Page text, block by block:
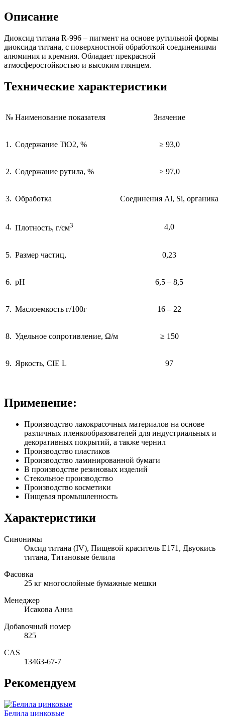
Описание
Диоксид титана R-996 – пигмент на основе рутильной формы
диоксида титана, с поверхностной обработкой соединениями
алюминия и кремния. Обладает прекрасной
атмосферостойкостью и высоким глянцем.
Технические характеристики
№ Наименование показателя Значение
1. Содержание TiO2, % ≥ 93,0
2. Содержание рутила, % ≥ 97,0
3. Обработка Соединения Al, Si, органика
4. Плотность, г/см3 4,0
5. Размер частиц, 0,23
6. pH 6,5 – 8,5
7. Маслоемкость г/100г 16 – 22
8. Удельное сопротивление, Ω/м ≥ 150
9. Яркость, CIE L 97
Применение:
Производство лакокрасочных материалов на основе
различных пленкообразователей для индустриальных и
декоративных покрытий, а также чернил
Производство пластиков
Производство ламинированной бумаги
В производстве резиновых изделий
Стекольное производство
Производство косметики
Пищевая промышленность
Характеристики
Синонимы
Оксид титана (IV), Пищевой краситель E171, Двуокись
титана, Титановые белила
Фасовка
25 кг многослойные бумажные мешки
Менеджер
Исакова Анна
Добавочный номер
825
CAS
13463-67-7
Рекомендуем
Белила цинковые